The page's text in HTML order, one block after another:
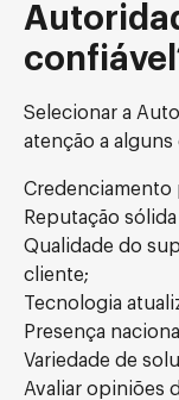
Selecionar a
atenção a
Credenciamento
Reputação
Qualidade do
cliente;
Tecnologia
Presença
Variedade de
Avaliar opiniões